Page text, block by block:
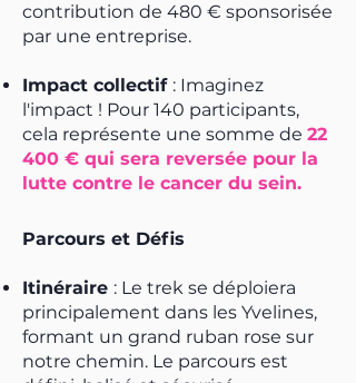
contribution de 480 € sponsorisée
par une entreprise.
Impact collectif : Imaginez
l'impact ! Pour 140 participants,
cela représente une somme de 22
400 € qui sera reversée pour la
lutte contre le cancer du sein.
Parcours et Défis
Itinéraire : Le trek se déploiera
principalement dans les Yvelines,
formant un grand ruban rose sur
notre chemin. Le parcours est